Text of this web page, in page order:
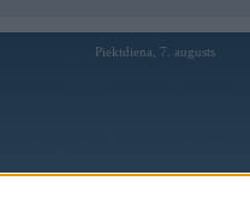
Piektdiena, 7. augusts